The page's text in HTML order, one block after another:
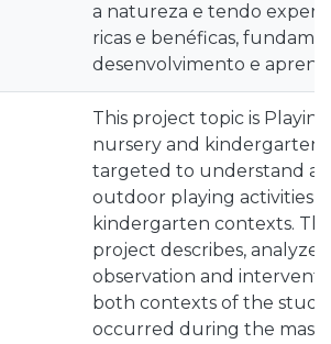
a natureza e tendo
ricas e benéficas,
desenvolvimento e
This project topic is
nursery and kindergarten
targeted to understand
outdoor playing activities
kindergarten contexts.
project describes,
observation and
both contexts of the
occurred during the